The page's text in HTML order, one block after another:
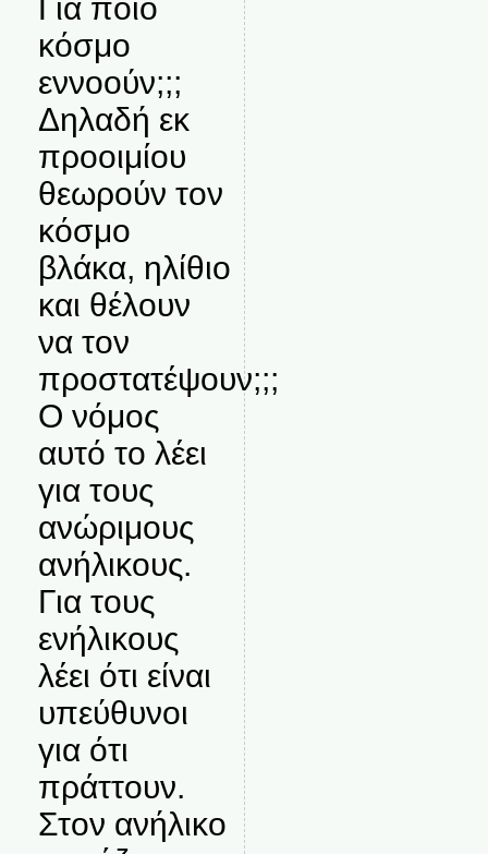
Για ποιο
κόσμο
εννοούν;;;
Δηλαδή εκ
προοιμίου
θεωρούν τον
κόσμο
βλάκα, ηλίθιο
και θέλουν
να τον
προστατέψουν;;;
Ο νόμος
αυτό το λέει
για τους
ανώριμους
ανήλικους.
Για τους
ενήλικους
λέει ότι είναι
υπεύθυνοι
για ότι
πράττουν.
Στον ανήλικο